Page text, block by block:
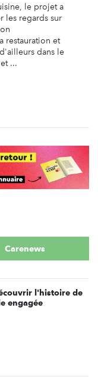
le projet a
les regards sur
restauration et
dans le
...
Carenews
l'histoire de
engagée